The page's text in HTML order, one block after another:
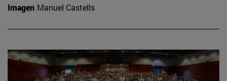
Imagen Manuel Castells